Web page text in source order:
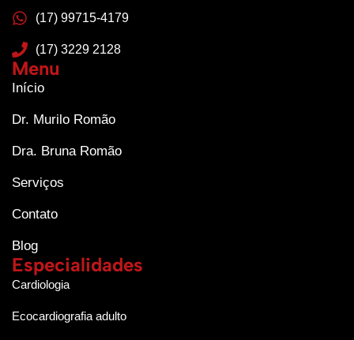
(17) 99715-4179
(17) 3229 2128
Menu
Início
Dr. Murilo Romão
Dra. Bruna Romão
Serviços
Contato
Blog
Especialidades
Cardiologia
Ecocardiografia adulto